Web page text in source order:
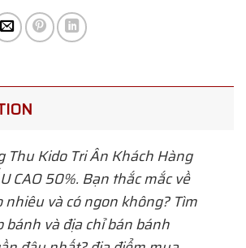
Thu Kido Tri Ân Khách Hàng
CAO 50%. Bạn thắc mắc về
nhiêu và có ngon không? Tìm
bánh và địa chỉ bán bánh